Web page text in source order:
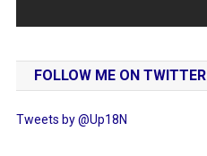
FOLLOW ME ON TWITTER
Tweets by @Up18N